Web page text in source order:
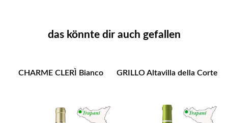
das könnte dir auch gefallen
CHARME CLERÌ Bianco GRILLO Altavilla della Corte